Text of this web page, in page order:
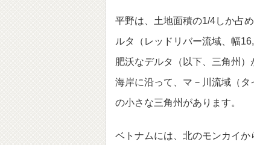
平野は、土地面積の1/4しか占
ルタ（レッドリバー流域、幅
肥沃なデルタ（以下、三角州
海岸に沿って、マ－川流域（
の小さな三角州があります。
ベトナムには、北のモンカイか